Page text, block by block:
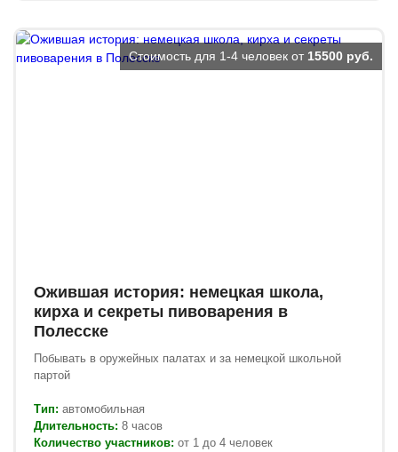
Ожившая история: немецкая школа,
кирха и секреты пивоварения в
Полесске
Побывать в оружейных палатах и за немецкой школьной
партой
Тип: автомобильная
Длительность: 8 часов
Количество участников: от 1 до 4 человек
Стоимость для 1-4 человек от 15500 руб.